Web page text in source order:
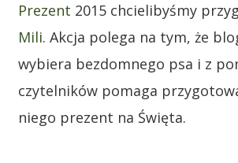
Prezent 2015 chcielibyśmy
Mili. Akcja polega na tym, że
wybiera bezdomnego psa i z
czytelników pomaga
niego prezent na Święta.